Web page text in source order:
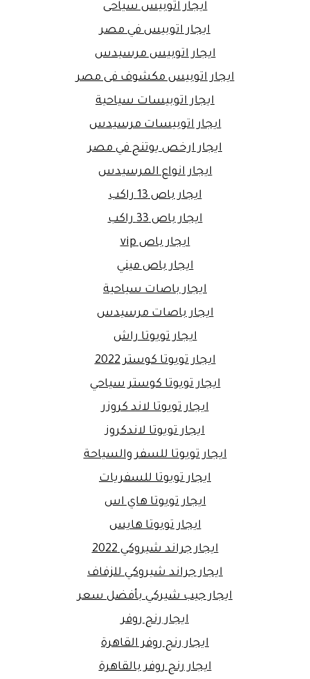
ايجار اتوبيس سياحى
ايجار اتوبيس في مصر
ايجار اتوبيس مرسيدس
ايجار اتوبيس مكشوف فى مصر
ايجار اتوبيسات سياحية
ايجار اتوبيسات مرسيدس
ايجار ارخص يوتنج في مصر
ايجار انواع المرسيدس
ايجار باص 13 راكب
ايجار باص 33 راكب
ايجار باص vip
ايجار باص ميني
ايجار باصات سياحية
ايجار باصات مرسيدس
ايجار تويوتا راش
ايجار تويوتا كوستر 2022
ايجار تويوتا كوستر سياحي
ايجار تويوتا لاند كروزر
ايجار تويوتا لاندكروز
ايجار تويوتا للسفر والسياحة
ايجار تويوتا للسفريات
ايجار تويوتا هاي اس
ايجار تويوتا هايس
ايجار جراند شيروكي 2022
ايجار جراند شيروكي للزفاف
ايجار جيب شيركي بأفضل سعر
ايجار رنج روفر
ايجار رنج روفر القاهرة
ايجار رنج روفر بالقاهرة